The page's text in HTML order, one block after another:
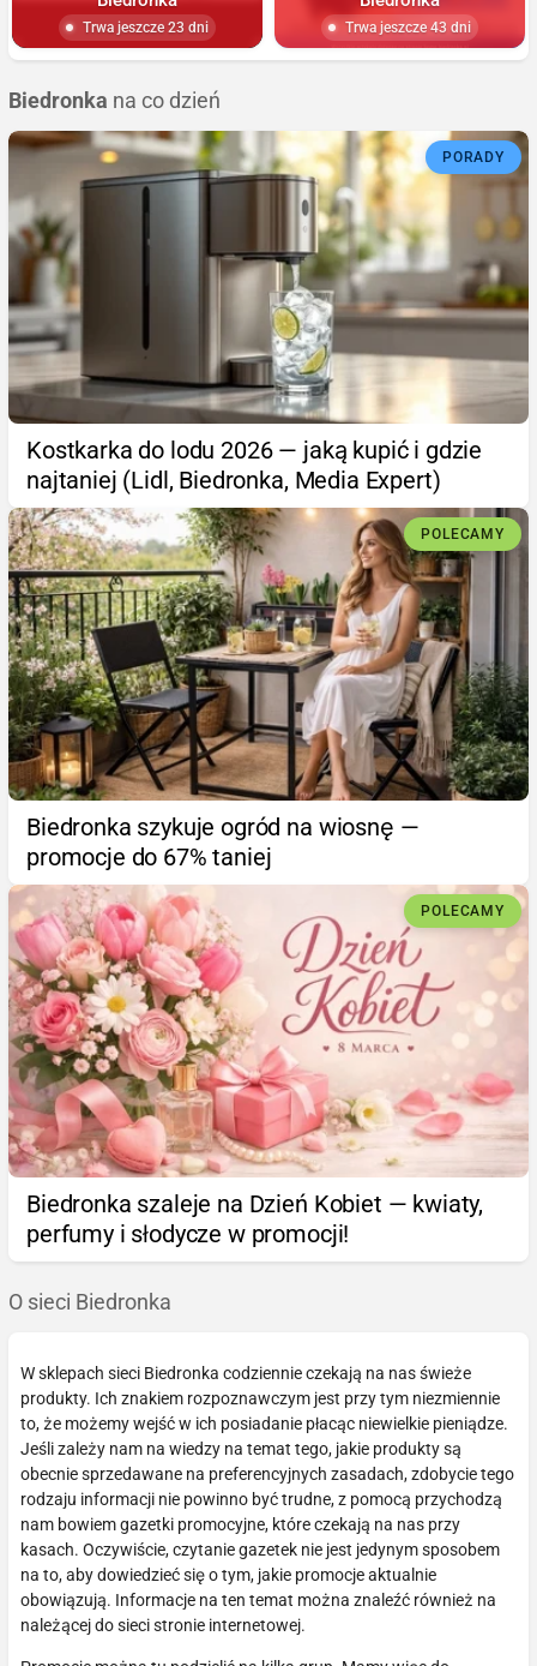
Trwa jeszcze 23 dni Trwa jeszcze 43 dni
Biedronka na co dzień
PORADY
Kostkarka do lodu 2026 — jaką kupić i gdzie
najtaniej (Lidl, Biedronka, Media Expert)
POLECAMY
Biedronka szykuje ogród na wiosnę —
promocje do 67% taniej
POLECAMY
Biedronka szaleje na Dzień Kobiet — kwiaty,
perfumy i słodycze w promocji!
O sieci Biedronka
W sklepach sieci Biedronka codziennie czekają na nas świeże
produkty. Ich znakiem rozpoznawczym jest przy tym niezmiennie
to, że możemy wejść w ich posiadanie płacąc niewielkie pieniądze.
Jeśli zależy nam na wiedzy na temat tego, jakie produkty są
obecnie sprzedawane na preferencyjnych zasadach, zdobycie tego
rodzaju informacji nie powinno być trudne, z pomocą przychodzą
nam bowiem gazetki promocyjne, które czekają na nas przy
kasach. Oczywiście, czytanie gazetek nie jest jedynym sposobem
na to, aby dowiedzieć się o tym, jakie promocje aktualnie
obowiązują. Informacje na ten temat można znaleźć również na
należącej do sieci stronie internetowej.